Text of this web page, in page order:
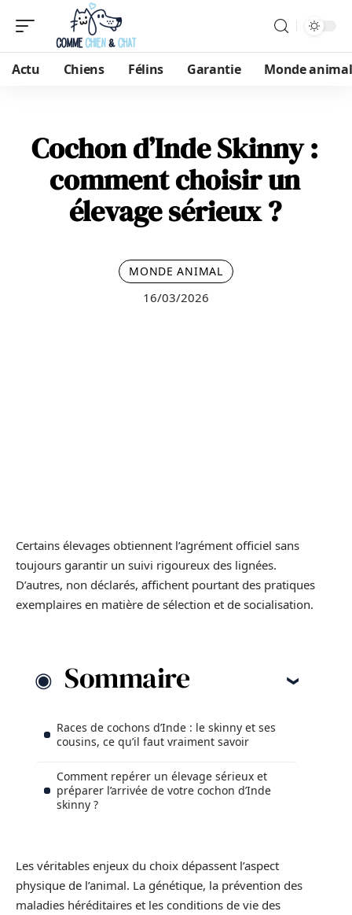
Actu Chiens Félins Garantie Monde animal
Cochon d’Inde Skinny :
comment choisir un
élevage sérieux ?
MONDE ANIMAL
16/03/2026
Certains élevages obtiennent l’agrément officiel sans
toujours garantir un suivi rigoureux des lignées.
D’autres, non déclarés, affichent pourtant des pratiques
exemplaires en matière de sélection et de socialisation.
Sommaire
Races de cochons d’Inde : le skinny et ses
cousins, ce qu’il faut vraiment savoir
Comment repérer un élevage sérieux et
préparer l’arrivée de votre cochon d’Inde
skinny ?
Les véritables enjeux du choix dépassent l’aspect
physique de l’animal. La génétique, la prévention des
maladies héréditaires et les conditions de vie des